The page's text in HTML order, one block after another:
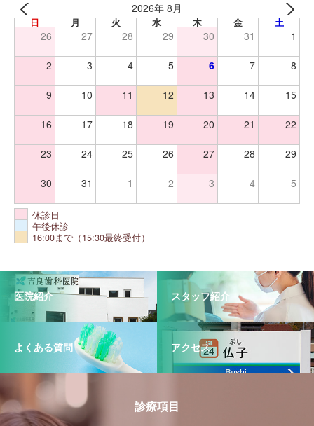
2026年 8月
日 月 火 水 木 金 土
26 27 28 29 30 31 1
2 3 4 5 6 7 8
9 10 11 12 13 14 15
16 17 18 19 20 21 22
23 24 25 26 27 28 29
30 31 1 2 3 4 5
休診日
午後休診
16:00まで（15:30最終受付）
医院紹介 スタッフ紹介
よくある質問 アクセス
診療項目